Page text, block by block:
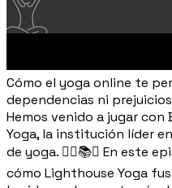
Cómo el yoga online te
dependencias ni
Hemos venido a jugar con
Yoga, la institución líder
de yoga. 🧘‍♂️📚✨ En este
cómo Lighthouse Yoga